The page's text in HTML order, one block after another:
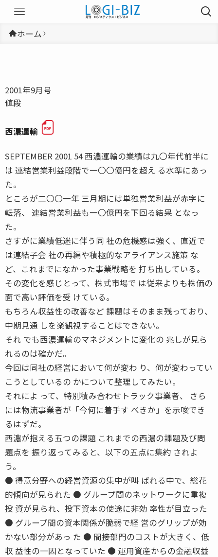
ホーム
2001年9月号
値段
西濃運輸
SEPTEMBER 2001 54 西濃運輸の業績は九〇年代前半に
は 連結営業利益段階で一〇〇億円を超え る水準にあっ
た。
ところが二〇〇一年 三月期には単独営業利益が赤字に
転落、 連結営業利益も一〇億円を下回る結果 となっ
た。
さすがに業績低迷に伴う同 社の危機感は強く、直近で
は連結子会 社の再編や積極的なアライアンス施策 な
ど、これまでになかった事業戦略を 打ち出している。
その変化を感じとって、株式市場で は従来よりも株価の
面で高い評価を受 けている。
もちろん収益性の改善など 課題はそのまま残っており、
中期見通 しを楽観視することはできない。
それ でも西濃運輸のマネジメントに変化の 兆しが見ら
れるのは確かだ。
今回は同社の経営において何が変わ り、何が変わってい
こうとしているの かについて整理してみたい。
それによ って、特別積み合わせトラック事業者、 さら
には物流事業者が「今何に着手す べきか」を示唆でき
るはずだ。
西濃が抱える五つの課題 これまでの西濃の課題及び問
題点を 振り返ってみると、以下の五点に集約 されよ
う。
● 得意分野への経営資源の集中が叫 ばれる中で、総花
的傾向が見られた ● グループ間のネットワークに重複
投 資が見られ、投下資本の使途に非効 率性が目立った
● グループ間の資本関係が脆弱で経 営のグリップが効
かない部分があっ た ● 間接部門のコストが大きく、低
収 益性の一因となっていた ● 運用資産からの金融収益